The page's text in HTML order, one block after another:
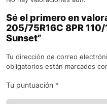
Sé el primero en
205/75R16C 8PR
Sunset”
Tu dirección de correo
obligatorios están marcados
Tu puntuación *